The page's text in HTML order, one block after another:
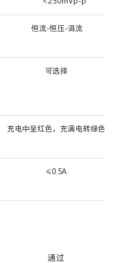
恒流-恒压-涓流
可选择
充电中呈红色，充满电转绿色
≤0.5A
通过